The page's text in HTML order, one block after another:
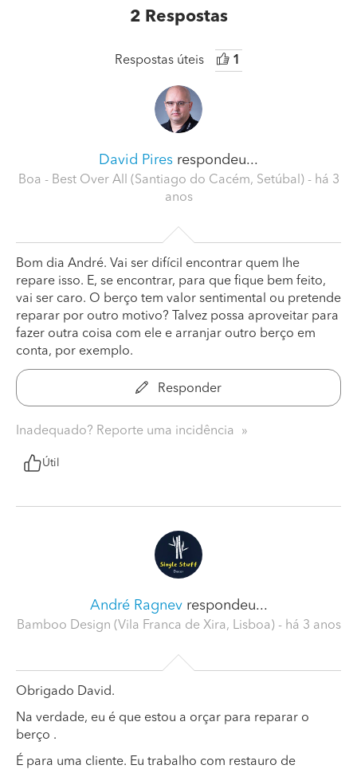
2 Respostas
Respostas úteis 1
David Pires respondeu...
Boa - Best Over All (Santiago do Cacém, Setúbal) - há 3
anos
Bom dia André. Vai ser difícil encontrar quem lhe
repare isso. E, se encontrar, para que fique bem feito,
vai ser caro. O berço tem valor sentimental ou pretende
reparar por outro motivo? Talvez possa aproveitar para
fazer outra coisa com ele e arranjar outro berço em
conta, por exemplo.
Responder
Inadequado? Reporte uma incidência
Útil
André Ragnevrespondeu...
Bamboo Design (Vila Franca de Xira, Lisboa) - há 3 anos
Obrigado David.
Na verdade, eu é que estou a orçar para reparar o
berço .
É para uma cliente. Eu trabalho com restauro de